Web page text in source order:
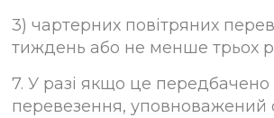
3) чартерних повітряних
тиждень або не менше трьох
7. У разі якщо це
перевезення, уповноважений